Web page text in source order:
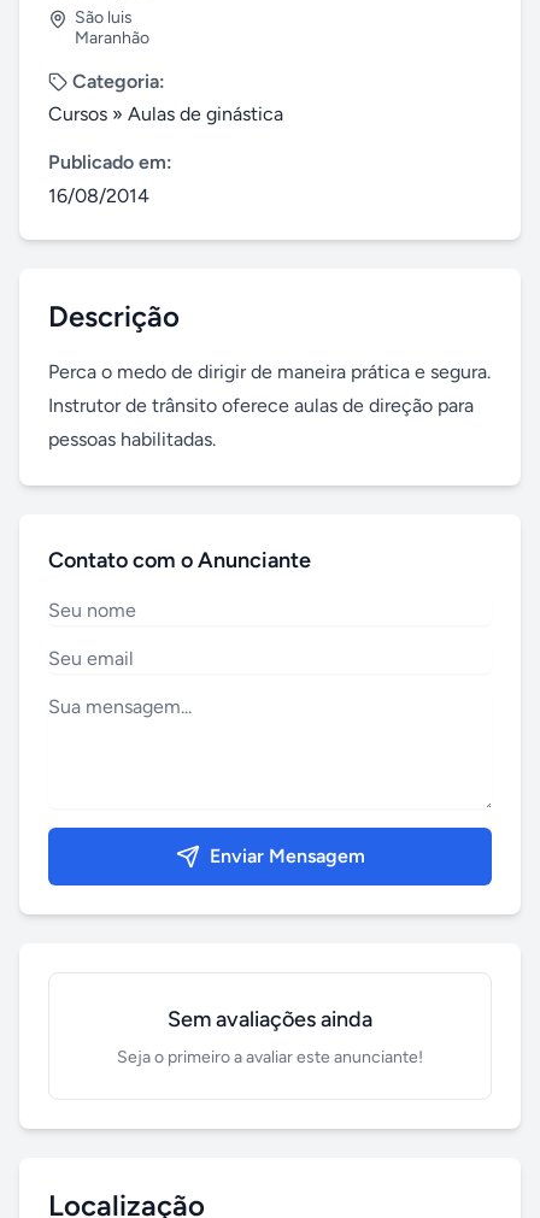
São luis
Maranhão
Categoria:
Cursos » Aulas de ginástica
Publicado em:
16/08/2014
Descrição
Perca o medo de dirigir de maneira prática e segura.
Instrutor de trânsito oferece aulas de direção para
pessoas habilitadas.
Contato com o Anunciante
Enviar Mensagem
Sem avaliações ainda
Seja o primeiro a avaliar este anunciante!
Localização